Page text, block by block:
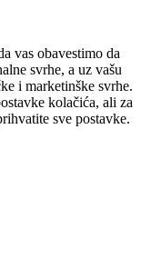
vas obavestimo da
svrhe, a uz vašu
i marketinške svrhe.
kolačića, ali za
sve postavke.